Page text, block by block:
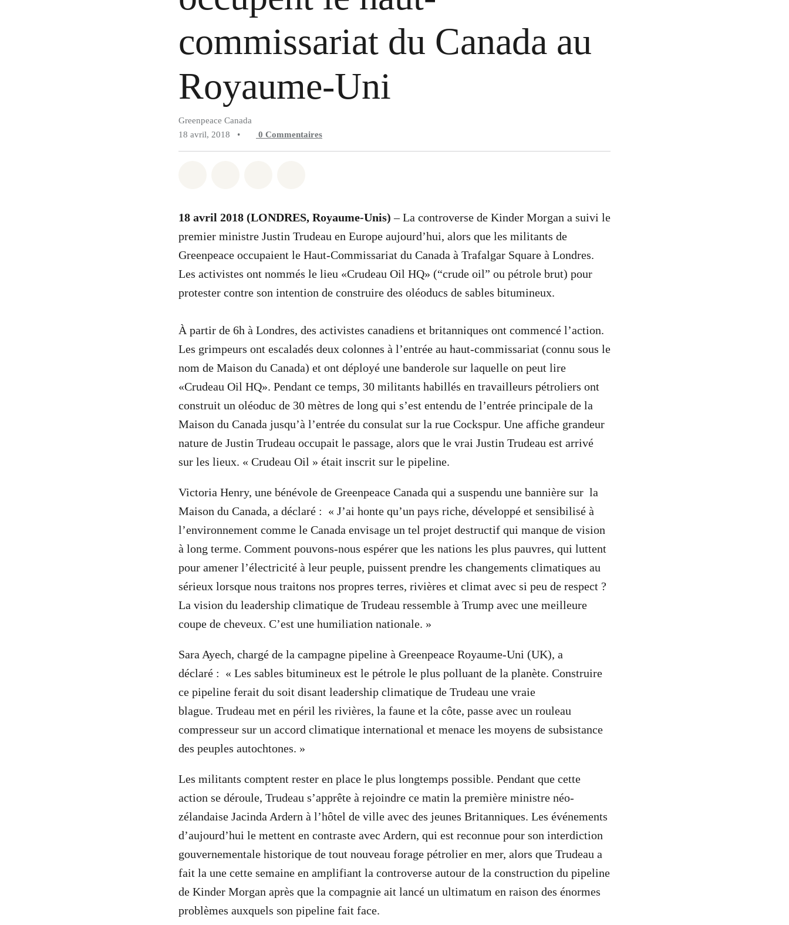
commissariat du Canada au
Royaume-Uni
Greenpeace Canada
18 avril, 2018
• 0 Commentaires
18 avril 2018 (LONDRES, Royaume-Unis) – La controverse de Kinder Morgan a suivi le
premier ministre Justin Trudeau en Europe aujourd’hui, alors que les militants de
Greenpeace occupaient le Haut-Commissariat du Canada à Trafalgar Square à Londres.
Les activistes ont nommés le lieu «Crudeau Oil HQ» (“crude oil” ou pétrole brut) pour
protester contre son intention de construire des oléoducs de sables bitumineux.
À partir de 6h à Londres, des activistes canadiens et britanniques ont commencé l’action.
Les grimpeurs ont escaladés deux colonnes à l’entrée au haut-commissariat (connu sous le
nom de Maison du Canada) et ont déployé une banderole sur laquelle on peut lire
«Crudeau Oil HQ». Pendant ce temps, 30 militants habillés en travailleurs pétroliers ont
construit un oléoduc de 30 mètres de long qui s’est entendu de l’entrée principale de la
Maison du Canada jusqu’à l’entrée du consulat sur la rue Cockspur. Une affiche grandeur
nature de Justin Trudeau occupait le passage, alors que le vrai Justin Trudeau est arrivé
sur les lieux. « Crudeau Oil » était inscrit sur le pipeline.
Victoria Henry, une bénévole de Greenpeace Canada qui a suspendu une bannière sur la
Maison du Canada, a déclaré : « J’ai honte qu’un pays riche, développé et sensibilisé à
l’environnement comme le Canada envisage un tel projet destructif qui manque de vision
à long terme. Comment pouvons-nous espérer que les nations les plus pauvres, qui luttent
pour amener l’électricité à leur peuple, puissent prendre les changements climatiques au
sérieux lorsque nous traitons nos propres terres, rivières et climat avec si peu de respect ?
La vision du leadership climatique de Trudeau ressemble à Trump avec une meilleure
coupe de cheveux. C’est une humiliation nationale. »
Sara Ayech, chargé de la campagne pipeline à Greenpeace Royaume-Uni (UK), a
déclaré : « Les sables bitumineux est le pétrole le plus polluant de la planète. Construire
ce pipeline ferait du soit disant leadership climatique de Trudeau une vraie
blague. Trudeau met en péril les rivières, la faune et la côte, passe avec un rouleau
compresseur sur un accord climatique international et menace les moyens de subsistance
des peuples autochtones. »
Les militants comptent rester en place le plus longtemps possible. Pendant que cette
action se déroule, Trudeau s’apprête à rejoindre ce matin la première ministre néo-
zélandaise Jacinda Ardern à l’hôtel de ville avec des jeunes Britanniques. Les événements
d’aujourd’hui le mettent en contraste avec Ardern, qui est reconnue pour son interdiction
gouvernementale historique de tout nouveau forage pétrolier en mer, alors que Trudeau a
fait la une cette semaine en amplifiant la controverse autour de la construction du pipeline
de Kinder Morgan après que la compagnie ait lancé un ultimatum en raison des énormes
problèmes auxquels son pipeline fait face.